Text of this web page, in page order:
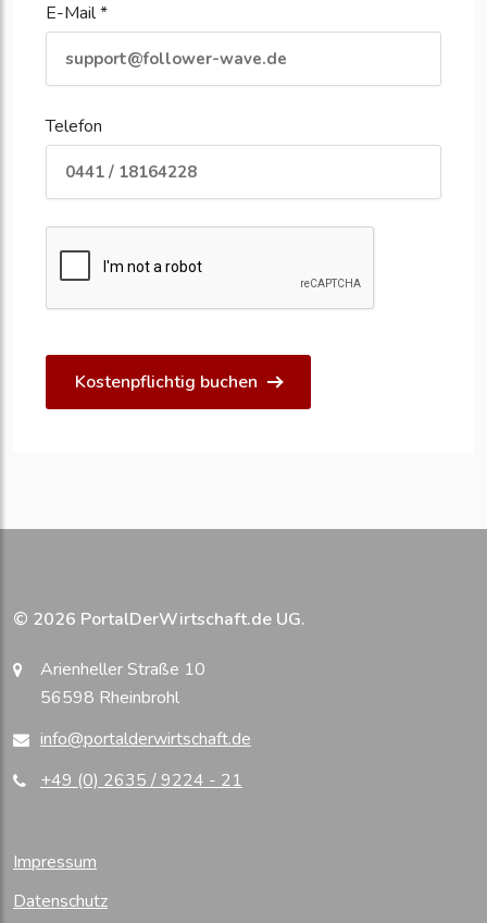
E-Mail *
Telefon
Kostenpflichtig buchen
© 2026 PortalDerWirtschaft.de UG.
Arienheller Straße 10
56598 Rheinbrohl
info@portalderwirtschaft.de
+49 (0) 2635 / 9224 - 21
Impressum
Datenschutz